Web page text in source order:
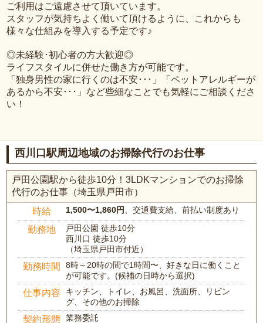
ご利用はご遠慮させて頂いています。
スタッフが気持ちよく働いて頂けるように、これからも
様々な仕組みを導入する予定です♪
◎未経験･初心者の方大歓迎◎
ライフスタイルに併せた働き方が可能です。
「独身男性の家に行くのは不安･･･」「ペットアレルギーが
あるから不安･･･」など些細なことでも気軽にご相談くださ
い！
西川口駅周辺地域のお掃除代行のお仕事
戸田公園駅から徒歩10分！3LDKマンションでのお掃除
代行のお仕事（埼玉県戸田市）
時給 1,500〜1,860円、交通費支給、前払い制度あり
勤務地
戸田公園 徒歩10分
西川口 徒歩10分
（埼玉県戸田市付近）
勤務時間
8時～20時の間で1時間〜、好きな日に働くこと
が可能です。(候補の日時から選択)
仕事内容
キッチン、トイレ、お風呂、洗面所、リビン
グ、その他のお掃除
契約形態 業務委託